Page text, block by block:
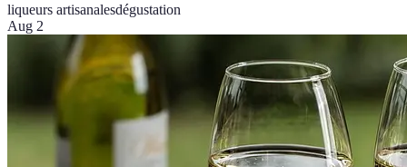
liqueurs artisanalesdégustation
Aug 2